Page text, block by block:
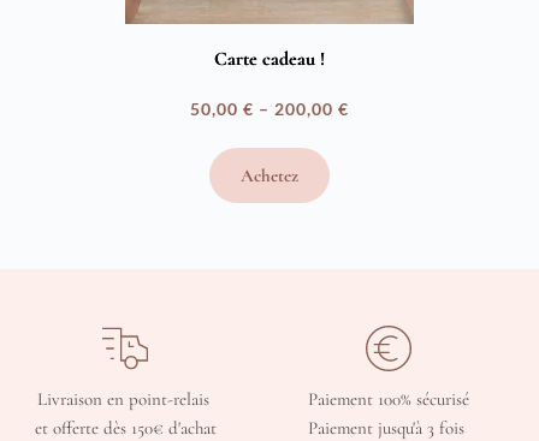
Carte cadeau !
50,00 € – 200,00 €
Plage
prix :
Achetez
Livraison en point-relais
et offerte dès 150€ d'achat
Paiement 100% sécurisé
Paiement jusqu'à 3 fois